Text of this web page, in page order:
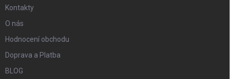
Kontakty
O nás
Hodnocení obchodu
Doprava a Platba
BLOG